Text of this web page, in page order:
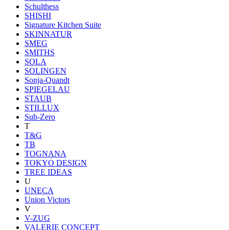
Schulthess
SHISHI
Signature Kitchen Suite
SKINNATUR
SMEG
SMITHS
SOLA
SOLINGEN
Sonja-Quandt
SPIEGELAU
STAUB
STILLUX
Sub-Zero
T
T&G
TB
TOGNANA
TOKYO DESIGN
TREE IDEAS
U
UNECA
Union Victors
V
V-ZUG
VALERIE CONCEPT